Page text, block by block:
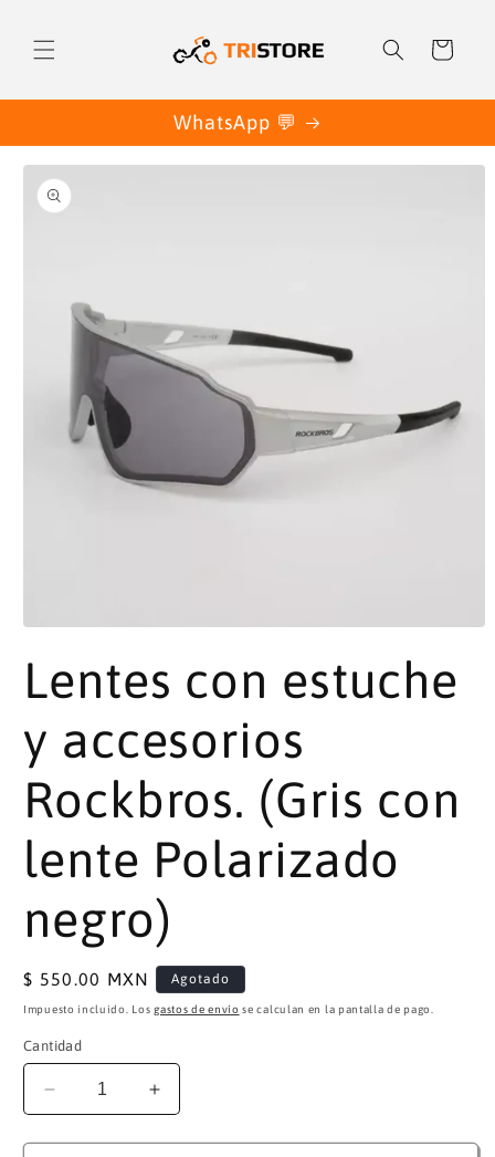
al contenido
Carrito
WhatsApp 💬
Ir
directamente
a la
información
multimedia
en
ventana
modal
Lentes con estuche
y accesorios
Rockbros. (Gris con
lente Polarizado
negro)
Precio
habitual
$ 550.00 MXN Agotado
Impuesto incluido. Losgastos de envío se calculan en la pantalla de pago.
Cantidad
Reducir
cantidad
para
Aumentar
cantidad
para